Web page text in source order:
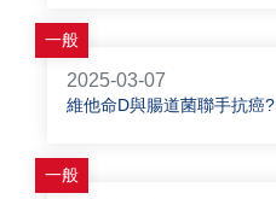
一般
2025-03-07
維他命D與腸道菌聯手抗癌?
一般